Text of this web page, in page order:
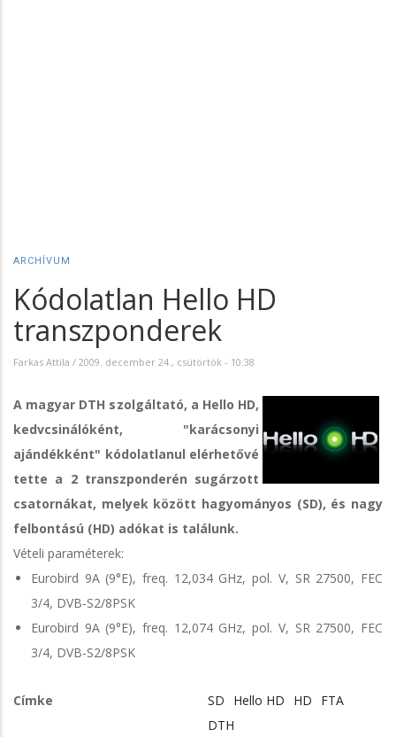
ARCHÍVUM
Kódolatlan Hello HD
transzponderek
Farkas Attila / 2009. december 24., csütörtök - 10:38
A magyar DTH szolgáltató, a Hello HD,
kedvcsinálóként, "karácsonyi
ajándékként" kódolatlanul elérhetővé
tette a 2 transzponderén sugárzott
csatornákat, melyek között hagyományos (SD), és nagy
felbontású (HD) adókat is találunk.
Vételi paraméterek:
Eurobird 9A (9°E), freq. 12,034 GHz, pol. V, SR 27500, FEC
3/4, DVB-S2/8PSK
Eurobird 9A (9°E), freq. 12,074 GHz, pol. V, SR 27500, FEC
3/4, DVB-S2/8PSK
Címke SD Hello HD HD
FTA
DTH